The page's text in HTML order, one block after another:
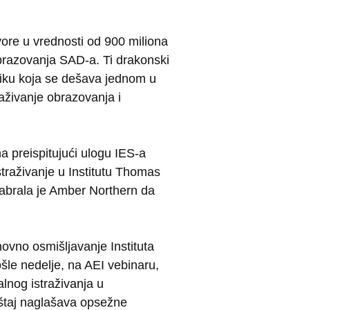
u vrednosti od 900 miliona
SAD-a. Ti drakonski
koja se dešava jednom u
obrazovanja i
preispitujući ulogu IES-a
u Institutu Thomas
je Amber Northern da
osmišljavanje Instituta
nedelje, na AEI vebinaru,
istraživanja u
naglašava opsežne